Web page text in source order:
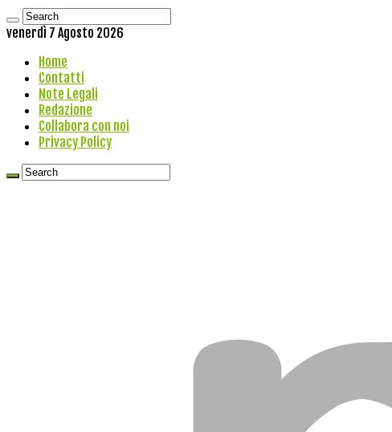
venerdì 7 Agosto 2026
Home
Contatti
Note Legali
Redazione
Collabora con noi
Privacy Policy